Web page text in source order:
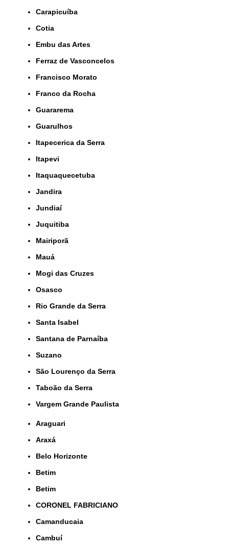
Carapicuíba
Cotia
Embu das Artes
Ferraz de Vasconcelos
Francisco Morato
Franco da Rocha
Guararema
Guarulhos
Itapecerica da Serra
Itapevi
Itaquaquecetuba
Jandira
Jundiaí
Juquitiba
Mairiporã
Mauá
Mogi das Cruzes
Osasco
Rio Grande da Serra
Santa Isabel
Santana de Parnaíba
Suzano
São Lourenço da Serra
Taboão da Serra
Vargem Grande Paulista
Araguari
Araxá
Belo Horizonte
Betim
Betim
CORONEL FABRICIANO
Camanducaia
Cambuí